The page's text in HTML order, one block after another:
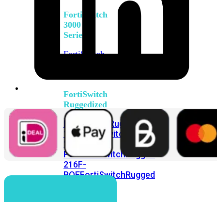
FortiSwitch
3000
Series
FortiSwitch
FortiSwitch
Ruggedized
FortiSwitchRugged
108F FortiSwitchRugged
112F-
POEFortiSwitchRugged
216F-
POEFortiSwitchRugged